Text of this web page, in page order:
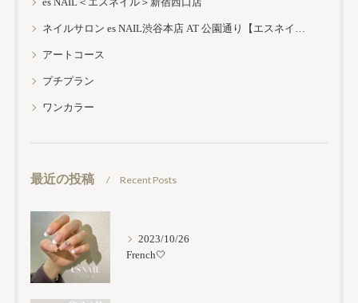
es NAIL＜エスネイル＞新宿西口店
ネイルサロン es NAIL渋谷本店 AT 公園通り【エスネイル渋谷本店】
アートコース
プチプラン
ワンカラー
最近の投稿 Recent Posts
2023/10/26
French🤍